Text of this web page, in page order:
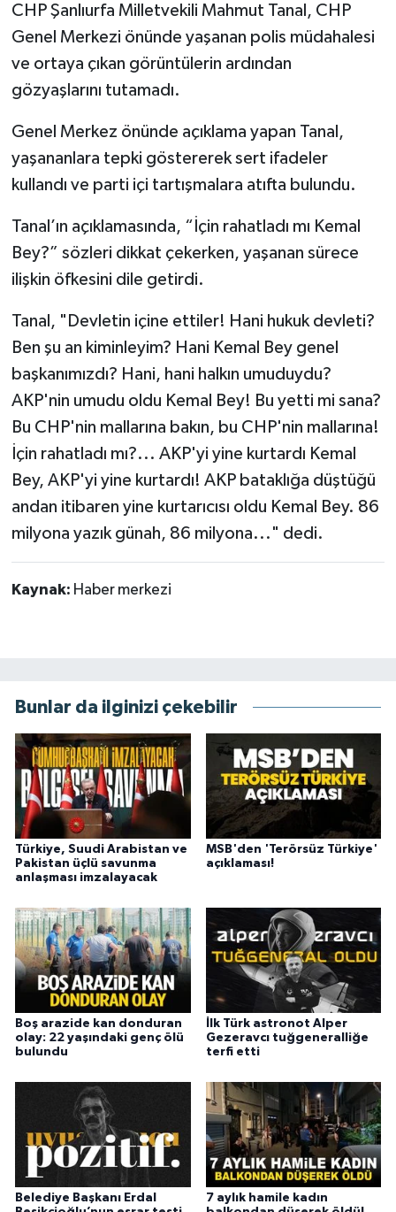
CHP Şanlıurfa Milletvekili Mahmut Tanal, CHP
Genel Merkezi önünde yaşanan polis müdahalesi
ve ortaya çıkan görüntülerin ardından
gözyaşlarını tutamadı.
Genel Merkez önünde açıklama yapan Tanal,
yaşananlara tepki göstererek sert ifadeler
kullandı ve parti içi tartışmalara atıfta bulundu.
Tanal’ın açıklamasında, “İçin rahatladı mı Kemal
Bey?” sözleri dikkat çekerken, yaşanan sürece
ilişkin öfkesini dile getirdi.
Tanal, "Devletin içine ettiler! Hani hukuk devleti?
Ben şu an kiminleyim? Hani Kemal Bey genel
başkanımızdı? Hani, hani halkın umuduydu?
AKP'nin umudu oldu Kemal Bey! Bu yetti mi sana?
Bu CHP'nin mallarına bakın, bu CHP'nin mallarına!
İçin rahatladı mı?... AKP'yi yine kurtardı Kemal
Bey, AKP'yi yine kurtardı! AKP bataklığa düştüğü
andan itibaren yine kurtarıcısı oldu Kemal Bey. 86
milyona yazık günah, 86 milyona..." dedi.
Kaynak: Haber merkezi
Bunlar da ilginizi çekebilir
Türkiye, Suudi Arabistan ve
Pakistan üçlü savunma
anlaşması imzalayacak
MSB'den 'Terörsüz Türkiye'
açıklaması!
Boş arazide kan donduran
olay: 22 yaşındaki genç ölü
bulundu
İlk Türk astronot Alper
Gezeravcı tuğgeneralliğe
terfi etti
Belediye Başkanı Erdal
7 aylık hamile kadın